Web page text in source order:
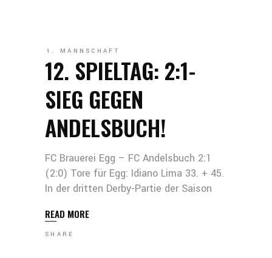
1. MANNSCHAFT
12. SPIELTAG: 2:1-
SIEG GEGEN
ANDELSBUCH!
FC Brauerei Egg – FC Andelsbuch 2:1
(2:0) Tore für Egg: Idiano Lima 33. + 45.
In der dritten Derby-Partie der Saison
READ MORE
SHARE